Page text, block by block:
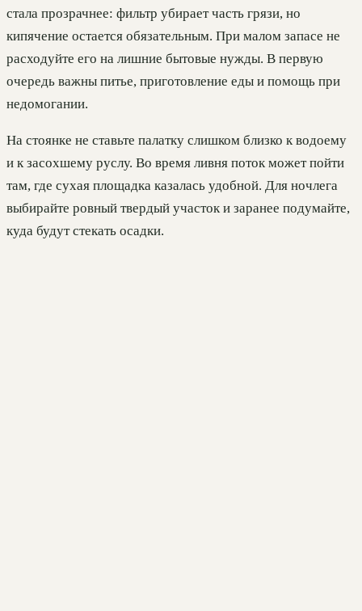
стала прозрачнее: фильтр убирает часть грязи, но
кипячение остается обязательным. При малом запасе не
расходуйте его на лишние бытовые нужды. В первую
очередь важны питье, приготовление еды и помощь при
недомогании.
На стоянке не ставьте палатку слишком близко к водоему
и к засохшему руслу. Во время ливня поток может пойти
там, где сухая площадка казалась удобной. Для ночлега
выбирайте ровный твердый участок и заранее подумайте,
куда будут стекать осадки.